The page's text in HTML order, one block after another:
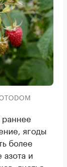
ягоды
более
и